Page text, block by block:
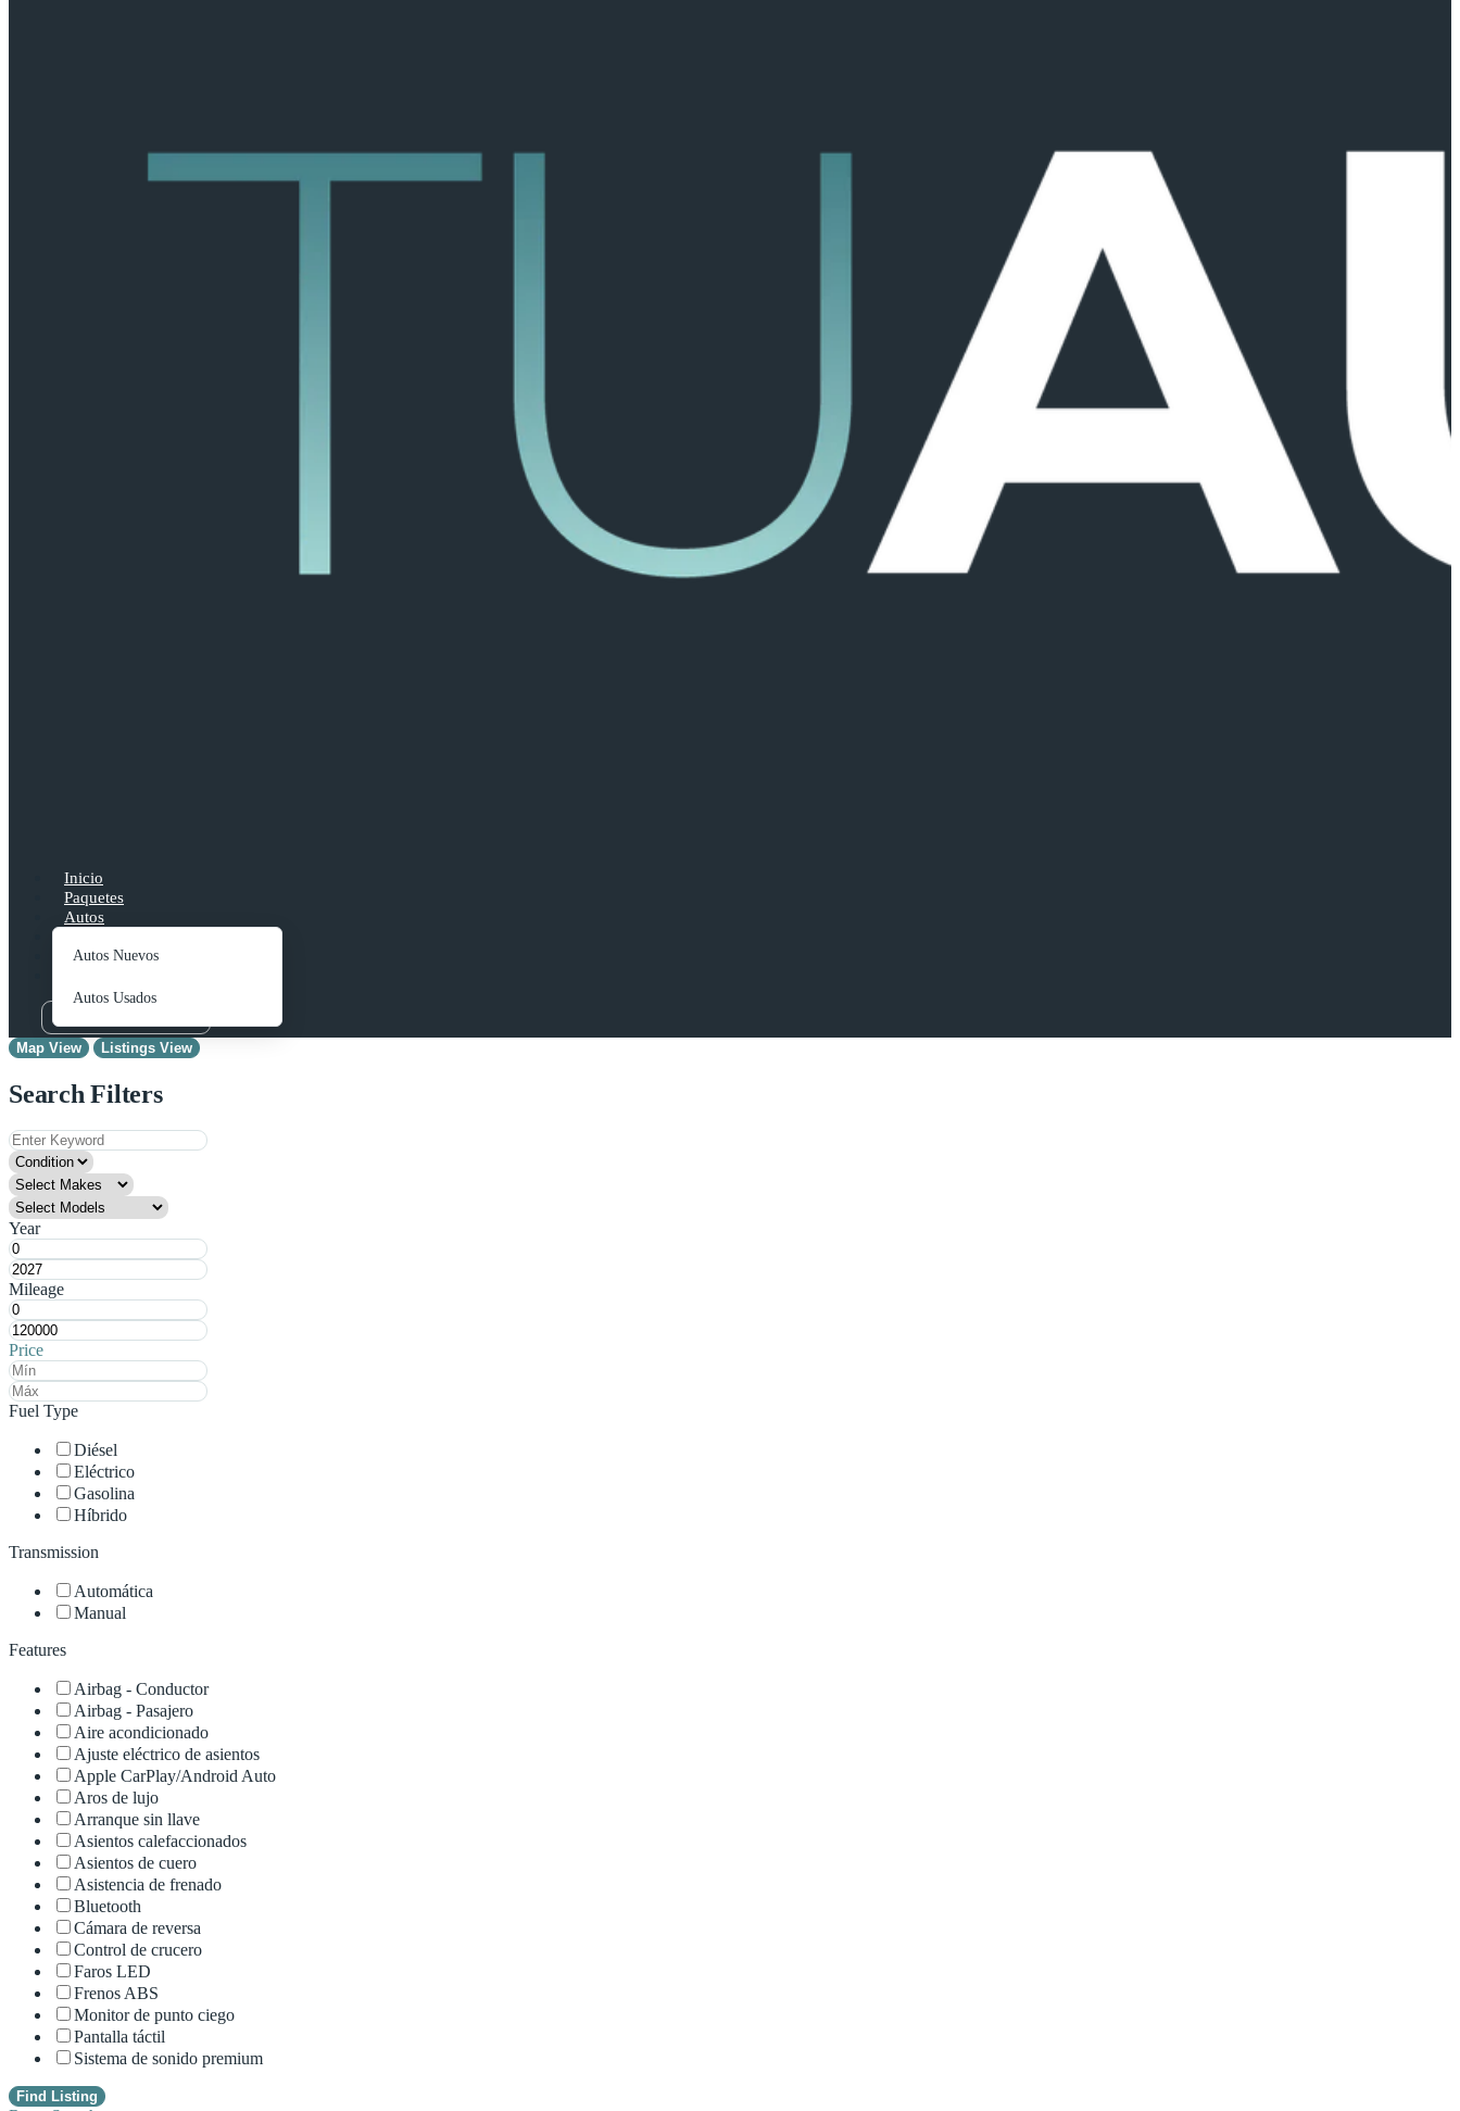
Inicio
Paquetes
Autos
Autos Nuevos
Autos Usados
Contacto
Map View
Listings View
Search Filters
Year
Mileage
Price
Fuel Type
Diésel
Eléctrico
Gasolina
Híbrido
Transmission
Automática
Manual
Features
Airbag - Conductor
Airbag - Pasajero
Aire acondicionado
Ajuste eléctrico de asientos
Apple CarPlay/Android Auto
Aros de lujo
Arranque sin llave
Asientos calefaccionados
Asientos de cuero
Asistencia de frenado
Bluetooth
Cámara de reversa
Control de crucero
Faros LED
Frenos ABS
Monitor de punto ciego
Pantalla táctil
Sistema de sonido premium
Find Listing